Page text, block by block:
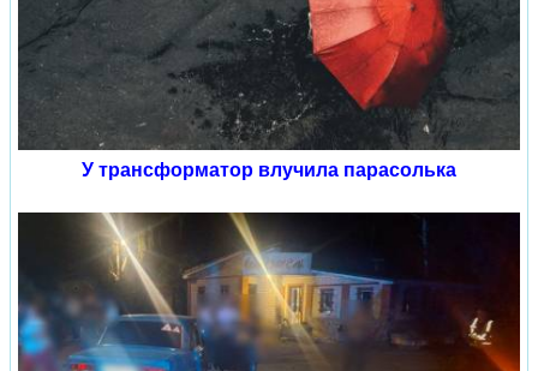
У трансформатор влучила парасолька